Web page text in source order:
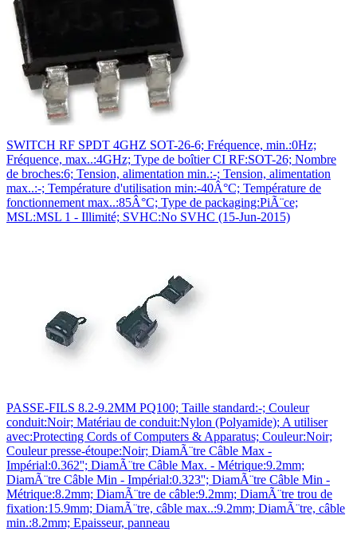
SWITCH RF SPDT 4GHZ SOT-26-6; Fréquence, min.:0Hz;
Fréquence, max..:4GHz; Type de boîtier CI RF:SOT-26; Nombre
de broches:6; Tension, alimentation min.:-; Tension, alimentation
max..:-; Température d'utilisation min:-40Â°C; Température de
fonctionnement max..:85Â°C; Type de packaging:PiÃ¨ce;
MSL:MSL 1 - Illimité; SVHC:No SVHC (15-Jun-2015)
PASSE-FILS 8.2-9.2MM PQ100; Taille standard:-; Couleur
conduit:Noir; Matériau de conduit:Nylon (Polyamide); A utiliser
avec:Protecting Cords of Computers & Apparatus; Couleur:Noir;
Couleur presse-étoupe:Noir; DiamÃ¨tre Câble Max -
Impérial:0.362''; DiamÃ¨tre Câble Max. - Métrique:9.2mm;
DiamÃ¨tre Câble Min - Impérial:0.323''; DiamÃ¨tre Câble Min -
Métrique:8.2mm; DiamÃ¨tre de câble:9.2mm; DiamÃ¨tre trou de
fixation:15.9mm; DiamÃ¨tre, câble max..:9.2mm; DiamÃ¨tre, câble
min.:8.2mm; Epaisseur, panneau